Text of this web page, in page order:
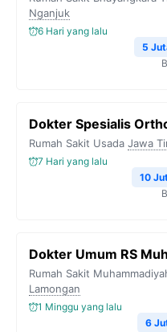
Nganjuk
6 Hari yang lalu
5
Dokter Spesialis
Rumah Sakit Usada Jawa
7 Hari yang lalu
10
Dokter Umum RS
Rumah Sakit
Lamongan
1 Minggu yang lalu
6